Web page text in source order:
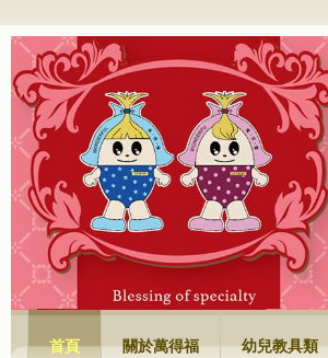
萬得福興業有限公司
首頁 關於萬得福 幼兒教具類